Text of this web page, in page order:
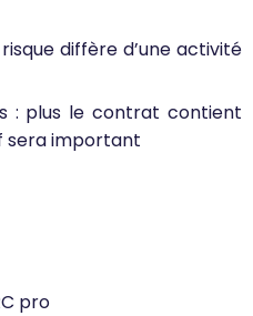
diffère d’une activité
: plus le contrat contient
sera important
pro